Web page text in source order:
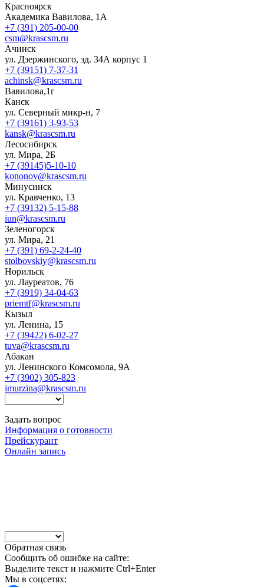
Красноярск
Академика Вавилова, 1А
+7 (391) 205-00-00
csm@krascsm.ru
Ачинск
ул. Дзержинского, зд. 34А корпус 1
+7 (39151) 7-37-31
achinsk@krascsm.ru
Вавилова,1г
Канск
ул. Северный микр-н, 7
+7 (39161) 3-93-53
kansk@krascsm.ru
Лесосибирск
ул. Мира, 2Б
+7 (39145)5-10-10
kononov@krascsm.ru
Минусинск
ул. Кравченко, 13
+7 (39132) 5-15-88
iun@krascsm.ru
Зеленогорск
ул. Мира, 21
+7 (391) 69-2-24-40
stolbovskiy@krascsm.ru
Норильск
ул. Лауреатов, 76
+7 (3919) 34-04-63
priemtf@krascsm.ru
Кызыл
ул. Ленина, 15
+7 (39422) 6-02-27
tuva@krascsm.ru
Абакан
ул. Ленинского Комсомола, 9А
+7 (3902) 305-823
imurzina@krascsm.ru
Задать вопрос
Информация о готовности
Прейскурант
Онлайн запись
Обратная связь
Сообщить об ошибке на сайте:
Выделите текст и нажмите Ctrl+Enter
Мы в соцсетях: